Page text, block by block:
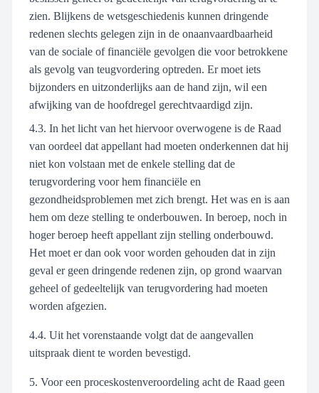
zien. Blijkens de wetsgeschiedenis kunnen dringende
redenen slechts gelegen zijn in de onaanvaardbaarheid
van de sociale of financiële gevolgen die voor betrokkene
als gevolg van teugvordering optreden. Er moet iets
bijzonders en uitzonderlijks aan de hand zijn, wil een
afwijking van de hoofdregel gerechtvaardigd zijn.
4.3. In het licht van het hiervoor overwogene is de Raad
van oordeel dat appellant had moeten onderkennen dat hij
niet kon volstaan met de enkele stelling dat de
terugvordering voor hem financiële en
gezondheidsproblemen met zich brengt. Het was en is aan
hem om deze stelling te onderbouwen. In beroep, noch in
hoger beroep heeft appellant zijn stelling onderbouwd.
Het moet er dan ook voor worden gehouden dat in zijn
geval er geen dringende redenen zijn, op grond waarvan
geheel of gedeeltelijk van terugvordering had moeten
worden afgezien.
4.4. Uit het vorenstaande volgt dat de aangevallen
uitspraak dient te worden bevestigd.
5. Voor een proceskostenveroordeling acht de Raad geen